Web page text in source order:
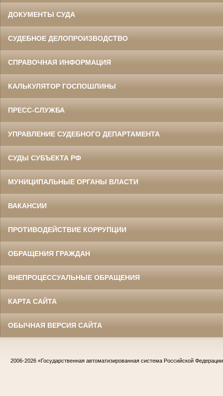
ДОКУМЕНТЫ СУДА
СУДЕБНОЕ ДЕЛОПРОИЗВОДСТВО
СПРАВОЧНАЯ ИНФОРМАЦИЯ
КАЛЬКУЛЯТОР ГОСПОШЛИНЫ
ПРЕСС-СЛУЖБА
УПРАВЛЕНИЕ СУДЕБНОГО ДЕПАРТАМЕНТА
СУДЫ СУБЪЕКТА РФ
МУНИЦИПАЛЬНЫЕ ОРГАНЫ ВЛАСТИ
ВАКАНСИИ
ПРОТИВОДЕЙСТВИЕ КОРРУПЦИИ
ОБРАЩЕНИЯ ГРАЖДАН
ВНЕПРОЦЕССУАЛЬНЫЕ ОБРАЩЕНИЯ
КАРТА САЙТА
ОБЫЧНАЯ ВЕРСИЯ САЙТА
2006-2026 «Государственная автоматизированная система Российской